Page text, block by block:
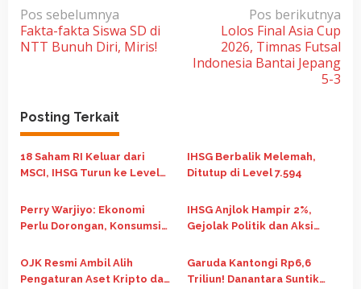
N
a
v
a
s
i
o
Pos sebelumnya
Fakta-fakta Siswa SD di
NTT Bunuh Diri, Miris!
Pos berikutnya
Lolos Final Asia Cup
2026, Timnas Futsal
Indonesia Bantai Jepang
5-3
Posting Terkait
18 Saham RI Keluar dari
MSCI, IHSG Turun ke Level
IHSG Berbalik Melemah,
Ditutup di Level 7.594
Perry Warjiyo: Ekonomi
Perlu Dorongan, Konsumsi
2025
IHSG Anjlok Hampir 2%,
Gejolak Politik dan Aksi
OJK Resmi Ambil Alih
Pengaturan Aset Kripto dari
Garuda Kantongi Rp6,6
Triliun! Danantara Suntik